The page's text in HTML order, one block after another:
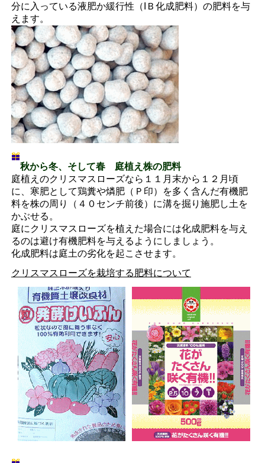
分に入っている液肥か緩行性（IＢ化成肥料）の肥料を与
えます。
秋から冬、そして春 庭植え株の肥料
庭植えのクリスマスローズなら１１月末から１２月頃
に、寒肥として鶏糞や燐肥（Ｐ印）を多く含んだ有機肥
料を株の周り（４０センチ前後）に溝を掘り施肥し土を
かぶせる。
庭にクリスマスローズを植えた場合には化成肥料を与え
るのは避け有機肥料を与えるようにしましょう。
化成肥料は庭土の劣化を起こさせます。
クリスマスローズを栽培する肥料について